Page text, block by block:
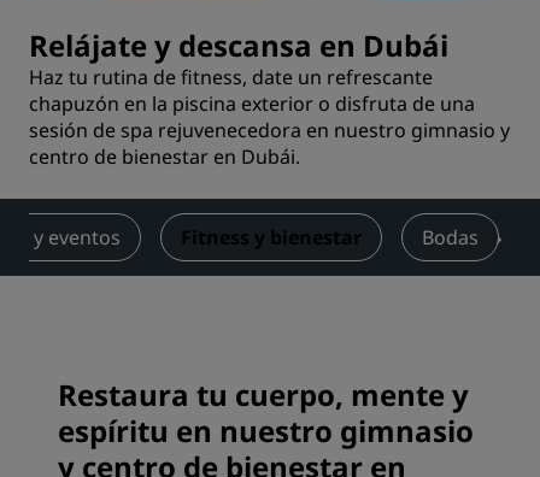
Relájate y descansa en Dubái
Haz tu rutina de fitness, date un refrescante
chapuzón en la piscina exterior o disfruta de una
sesión de spa rejuvenecedora en nuestro gimnasio y
centro de bienestar en Dubái.
y eventos Fitness y bienestar Bodas
Restaura tu cuerpo, mente y
espíritu en nuestro gimnasio
y centro de bienestar en